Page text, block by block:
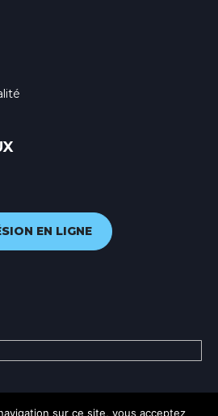
EN LIGNE
sur ce site, vous acceptez